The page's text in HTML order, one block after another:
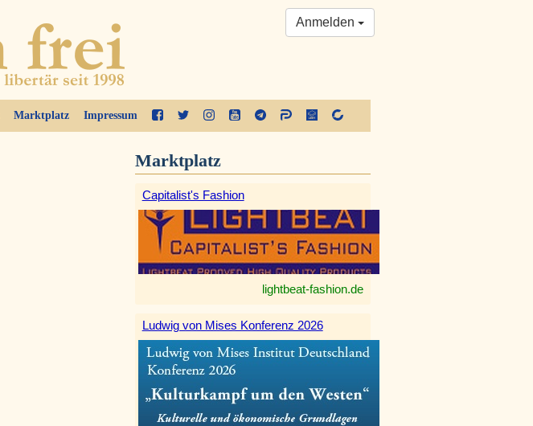
Marktplatz Impressum
Anmelden
Marktplatz
Capitalist's Fashion
lightbeat-fashion.de
Ludwig von Mises Konferenz 2026